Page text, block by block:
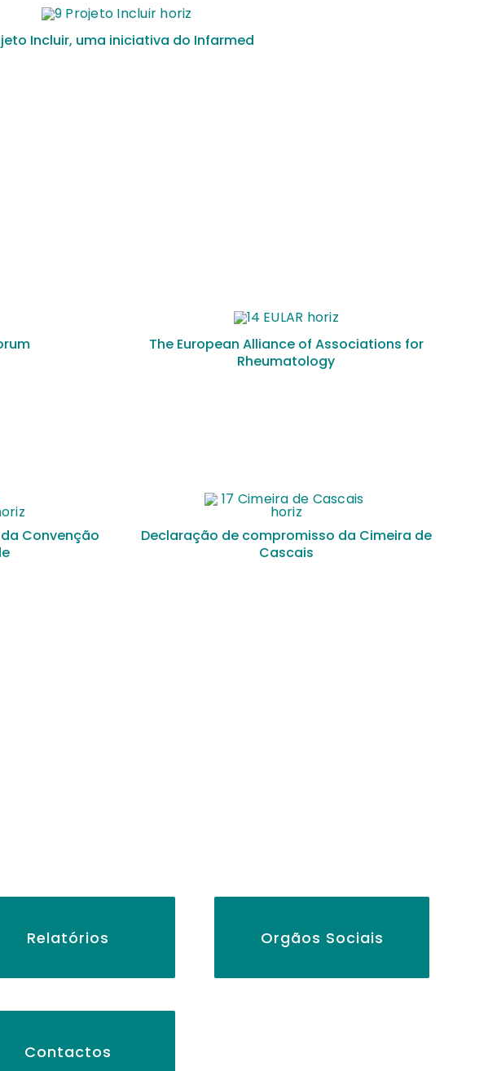
Incluir, uma iniciativa do Infarmed
The European Alliance of Associations for
Rheumatology
Convenção
Declaração de compromisso da Cimeira de
Cascais
Relatórios Orgãos Sociais
Contactos